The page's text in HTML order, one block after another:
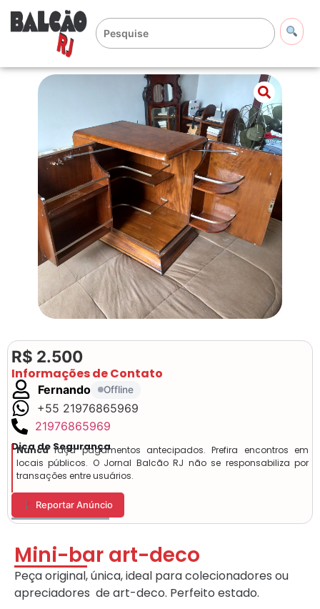
R$ 2.500
Informações de Contato
Fernando Offline
+55 21976865969
21976865969
Dica de Segurança
Nuncafaça pagamentos antecipados. Prefira encontros em
locais públicos. O Jornal Balcão RJ não se responsabiliza por
transações entre usuários.
Reportar Anúncio
Mini-bar art-deco
Peça original, única, ideal para colecionadores ou
apreciadores de art-deco. Perfeito estado.